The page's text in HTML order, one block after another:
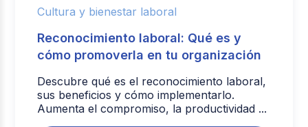
Cultura y bienestar laboral
Reconocimiento laboral: Qué es y
cómo promoverla en tu organización
Descubre qué es el reconocimiento laboral,
sus beneficios y cómo implementarlo.
Aumenta el compromiso, la productividad ...